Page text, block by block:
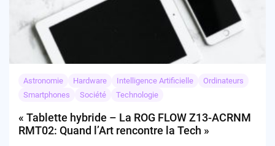
Astronomie Hardware Intelligence Artificielle
Ordinateurs
Smartphones
Société Technologie
« Tablette hybride – La ROG FLOW Z13-ACRNM
RMT02: Quand l’Art rencontre la Tech »